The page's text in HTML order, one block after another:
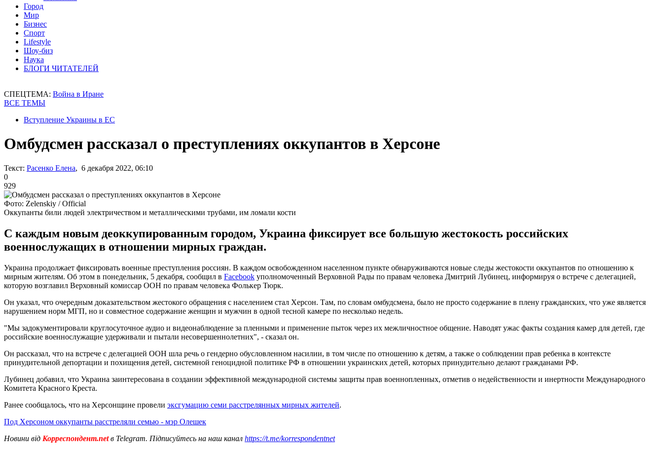
Город
Мир
Бизнес
Спорт
Lifestyle
Шоу-биз
Наука
БЛОГИ ЧИТАТЕЛЕЙ
СПЕЦТЕМА: Война в Иране
ВСЕ ТЕМЫ
Вступление Украины в ЕС
Омбудсмен рассказал о преступлениях оккупантов в Херсоне
Текст: Расенко Елена, 6 декабря 2022, 06:10
0
929
Фото: Zelenskiy / Official
Оккупанты били людей электричеством и металлическими трубами, им ломали кости
С каждым новым деоккупированным городом, Украина фиксирует все большую жестокость российских
военнослужащих в отношении мирных граждан.
Украина продолжает фиксировать военные преступления россиян. В каждом освобожденном населенном пункте обнаруживаются новые следы жестокости оккупантов по отношению к
мирным жителям. Об этом в понедельник, 5 декабря, сообщил в Facebook уполномоченный Верховной Рады по правам человека Дмитрий Лубинец, информируя о встрече с делегацией,
которую возглавил Верховный комиссар ООН по правам человека Фолькер Тюрк.
Он указал, что очередным доказательством жестокого обращения с населением стал Херсон. Там, по словам омбудсмена, было не просто содержание в плену гражданских, что уже является
нарушением норм МГП, но и совместное содержание женщин и мужчин в одной тесной камере по несколько недель.
"Мы задокументировали круглосуточное аудио и видеонаблюдение за пленными и применение пыток через их межличностное общение. Наводят ужас факты создания камер для детей, где
российские военнослужащие удерживали и пытали несовершеннолетних", - сказал он.
Он рассказал, что на встрече с делегацией ООН шла речь о гендерно обусловленном насилии, в том числе по отношению к детям, а также о соблюдении прав ребенка в контексте
принудительной депортации и похищения детей, системной геноцидной политике РФ в отношении украинских детей, которых принудительно делают гражданами РФ.
Лубинец добавил, что Украина заинтересована в создании эффективной международной системы защиты прав военнопленных, отметив о недейственности и инертности Международного
Комитета Красного Креста.
Ранее сообщалось, что на Херсонщине провели эксгумацию семи расстрелянных мирных жителей.
Под Херсоном оккупанты расстреляли семью - мэр Олешек
Новини від Корреспондент.netв Telegram. Підписуйтесь на наш канал https://t.me/korrespondentnet